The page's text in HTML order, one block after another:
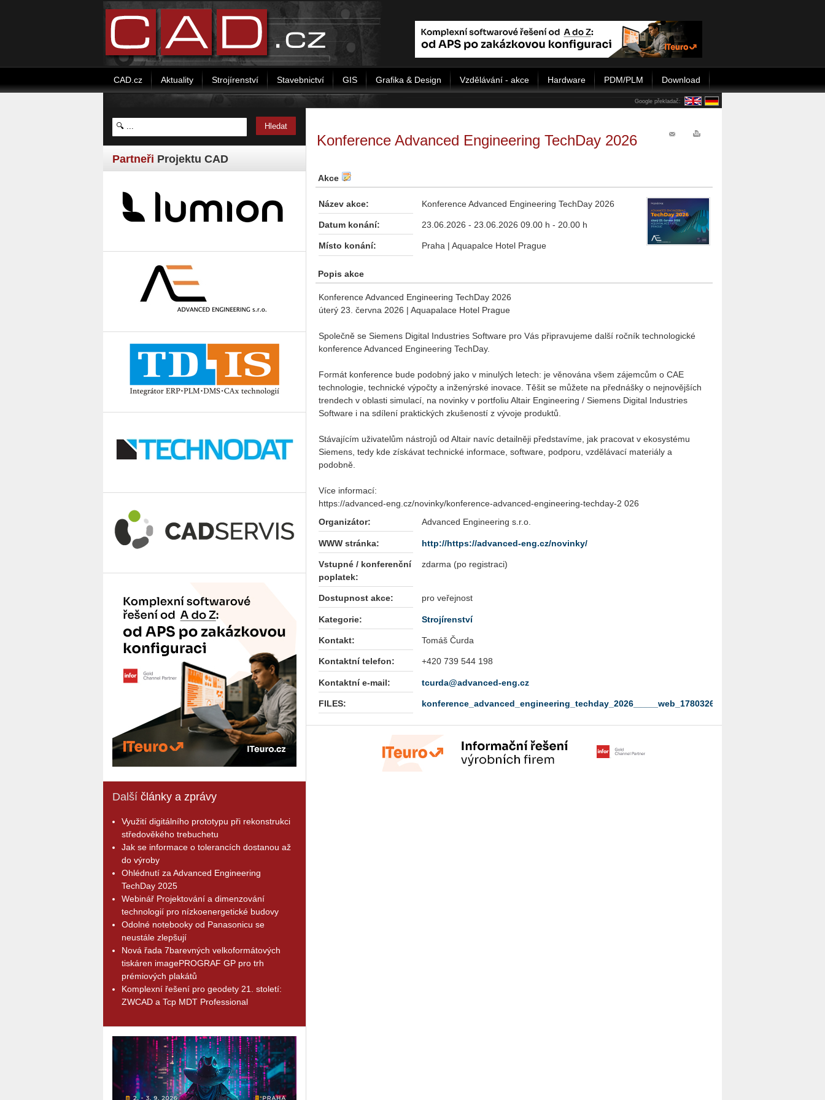
CAD.cz Aktuality Strojírenství Stavebnictví GIS Grafika & Design Vzdělávání - akce Hardware PDM/PLM Download
Google překladač:
Partneři Projektu CAD
Další články a zprávy
Využití digitálního prototypu při rekonstrukci
středověkého trebuchetu
Jak se informace o tolerancích dostanou až
do výroby
Ohlédnutí za Advanced Engineering
TechDay 2025
Webinář Projektování a dimenzování
technologií pro nízkoenergetické budovy
Odolné notebooky od Panasonicu se
neustále zlepšují
Nová řada 7barevných velkoformátových
tiskáren imagePROGRAF GP pro trh
prémiových plakátů
Komplexní řešení pro geodety 21. století:
ZWCAD a Tcp MDT Professional
Konference Advanced Engineering TechDay 2026
Akce
Název akce: Konference Advanced Engineering TechDay 2026
Datum konání: 23.06.2026 - 23.06.2026 09.00 h - 20.00 h
Místo konání: Praha | Aquapalce Hotel Prague
Popis akce
Konference Advanced Engineering TechDay 2026
úterý 23. června 2026 | Aquapalace Hotel Prague
Společně se Siemens Digital Industries Software pro Vás připravujeme další ročník technologické
konference Advanced Engineering TechDay.
Formát konference bude podobný jako v minulých letech: je věnována všem zájemcům o CAE
technologie, technické výpočty a inženýrské inovace. Těšit se můžete na přednášky o nejnovějších
trendech v oblasti simulací, na novinky v portfoliu Altair Engineering / Siemens Digital Industries
Software i na sdílení praktických zkušeností z vývoje produktů.
Stávajícím uživatelům nástrojů od Altair navíc detailněji představíme, jak pracovat v ekosystému
Siemens, tedy kde získávat technické informace, software, podporu, vzdělávací materiály a
podobně.
Více informací:
https://advanced-eng.cz/novinky/konference-advanced-engineering-techday-2 026
Organizátor:
Advanced Engineering s.r.o.
WWW stránka: http://https://advanced-eng.cz/novinky/
Vstupné / konferenční
poplatek:
zdarma (po registraci)
Dostupnost akce: pro veřejnost
Kategorie: Strojírenství
Kontakt: Tomáš Čurda
Kontaktní telefon: +420 739 544 198
Kontaktní e-mail: tcurda@advanced-eng.cz
FILES: konference_advanced_engineering_techday_2026_____web_1780326955.pdf